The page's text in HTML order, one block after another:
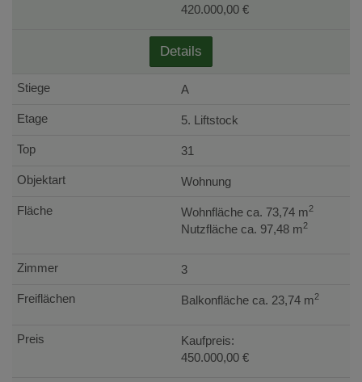
420.000,00 €
Details
A
5. Liftstock
31
Wohnung
Wohnfläche ca. 73,74 m2
Nutzfläche ca. 97,48 m2
3
Balkonfläche ca. 23,74 m2
Kaufpreis:
450.000,00 €